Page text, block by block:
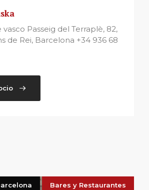
vasco Passeig del Terraplè, 82,
de Rei, Barcelona +34 936 68
Bares y Restaurantes